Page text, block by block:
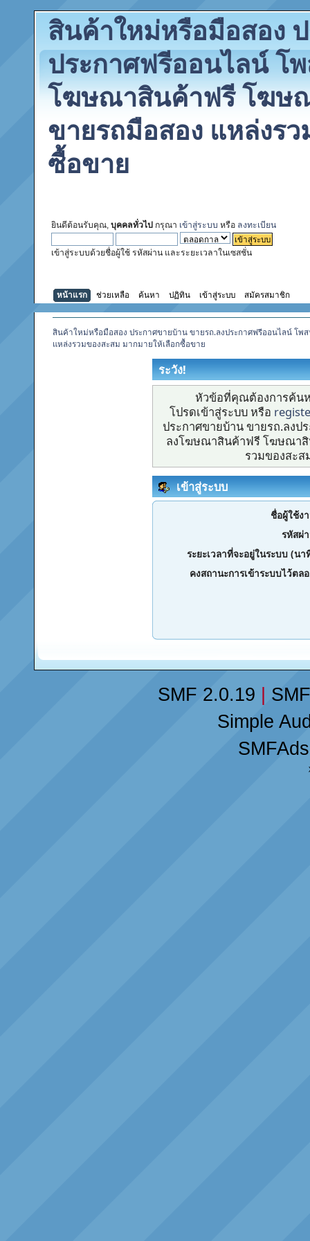
สินค้าใหม่หรือมือสอง
ประกาศฟรีออนไลน์ โ
โฆษณาสินค้าฟรี โฆษ
ขายรถมือสอง แหล่งร
ซื้อขาย
ยินดีต้อนรับคุณ, บุคคลทั่วไป กรุณา เข้าสู่ระบบ หรือ ลงทะเบียน
เข้าสู่ระบบด้วยชื่อผู้ใช้ รหัสผ่าน และระยะเวลาในเซสชั่น
หน้าแรก ช่วยเหลือ ค้นหา ปฏิทิน เข้าสู่ระบบ สมัครสมาชิก
สินค้าใหม่หรือมือสอง ประกาศขายบ้าน ขายรถ.ลงประกาศฟรีออนไลน์
แหล่งรวมของสะสม มากมายให้เลือกซื้อขาย
ระวัง!
หัวข้อที่คุณต้องการค้น
โปรดเข้าสู่ระบบ หรือ
ประกาศขายบ้าน ขายรถ.ลง
ลงโฆษณาสินค้าฟรี โฆษณา
รวมของสะส
เข้าสู่ระบบ
ชื่อผู้ใช้ง
รหัสผ่
ระยะเวลาที่จะอยู่ในระบบ (นา
คงสถานะการเข้าระบบไว้ตล
SMF 2.0.19
Simple
SMFAds